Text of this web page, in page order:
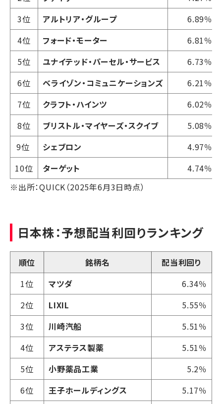
3位
アルトリア・グループ
6.89％
4位
フォード・モーター
6.81％
5位
ユナイテッド・パーセル・サービス
6.73％
6位
ベライゾン・コミュニケーションズ
6.21％
7位
クラフト・ハインツ
6.02％
8位
ブリストル・マイヤーズ・スクイブ
5.08％
9位
シェブロン
4.97％
10位
ターゲット
4.74％
※出所：QUICK（2025年6月3日時点）
日本株：予想配当利回りランキング
順位 銘柄名
配当利回り
1位
マツダ
6.34％
2位
LIXIL
5.55％
3位
川崎汽船
5.51％
4位
アステラス製薬
5.51％
5位
小野薬品工業
5.2％
6位
王子ホールディングス
5.17％